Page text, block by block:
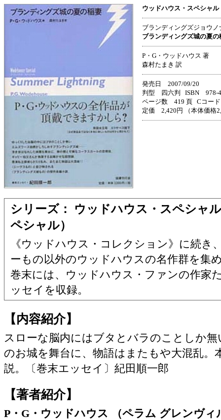
ウッドハウス・スペシャル
ブランディングズジョウ
ブランディングズ城の夏の
P・G・ウッドハウス 著
森村たまき 訳
発売日 2007/09/20
判型 四六判 ISBN 978-
ページ数 419 頁 Cコー
定価 2,420円 （本体価格
シリーズ： ウッドハウス・スペシャ
ペシャル）
《ウッドハウス・コレクション》に続き
ーもの以外のウッドハウスの名作群を集
巻末には、ウッドハウス・ファンの作家
ッセイを収録。
【内容紹介】
スローな脳内にはブタとバラのことしか
のお城を舞台に、物語はまたもや大混乱。
説。〔巻末エッセイ〕紀田順一郎
【著者紹介】
P・G・ウッドハウス （ペラム グレンヴィ